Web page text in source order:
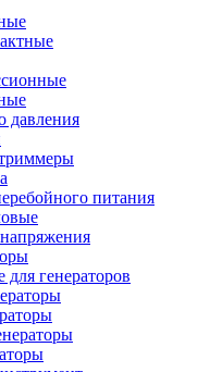
давления
питания
генераторов